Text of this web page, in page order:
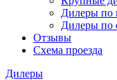
Дилеры по
Дилеры по
Отзывы
Схема проезда
Дилеры